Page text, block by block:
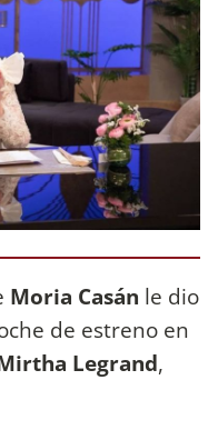
Moria Casán le dio
de estreno en
Legrand,